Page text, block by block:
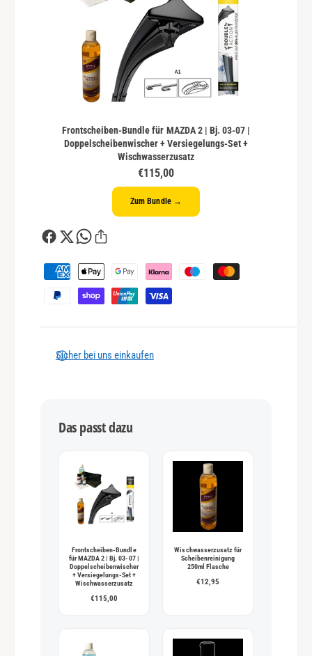
Frontscheiben-Bundle für MAZDA 2 | Bj. 03-07 |
Doppelscheibenwischer + Versiegelungs-Set +
Wischwasserzusatz
€115,00
Zum Bundle →
Z
a
Sicher bei uns einkaufen
Das passt dazu
Frontscheiben-Bundle
für MAZDA 2 | Bj. 03-07 |
Doppelscheibenwischer
+ Versiegelungs-Set +
Wischwasserzusatz
€115,00
Wischwasserzusatz für
Scheibenreinigung
250ml Flasche
€12,95